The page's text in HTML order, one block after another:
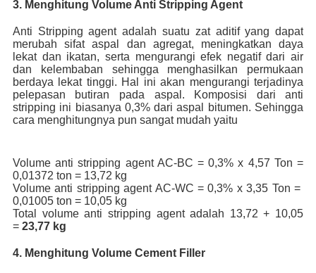
3. Menghitung Volume Anti Stripping Agent
Anti Stripping agent adalah suatu zat aditif yang dapat
merubah sifat aspal dan agregat, meningkatkan daya
lekat dan ikatan, serta mengurangi efek negatif dari air
dan kelembaban sehingga menghasilkan permukaan
berdaya lekat tinggi. Hal ini akan mengurangi terjadinya
pelepasan butiran pada aspal. Komposisi dari anti
stripping ini biasanya 0,3% dari aspal bitumen. Sehingga
cara menghitungnya pun sangat mudah yaitu
Volume anti stripping agent AC-BC = 0,3% x 4,57 Ton =
0,01372 ton = 13,72 kg
Volume anti stripping agent AC-WC = 0,3% x 3,35 Ton =
0,01005 ton = 10,05 kg
Total volume anti stripping agent adalah 13,72 + 10,05
= 23,77 kg
4. Menghitung Volume Cement Filler